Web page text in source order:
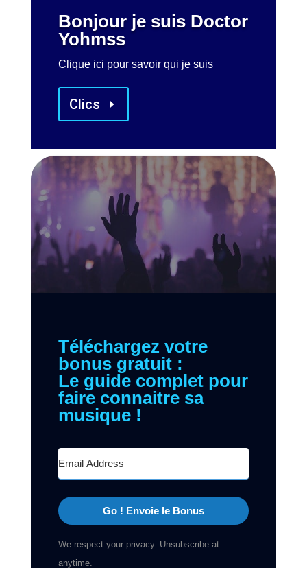
Bonjour je suis Doctor
Yohmss
Clique ici pour savoir qui je suis
Clics
Téléchargez votre
bonus gratuit :
Le guide complet pour
faire connaitre sa
musique !
Go ! Envoie le Bonus
We respect your privacy. Unsubscribe at
anytime.